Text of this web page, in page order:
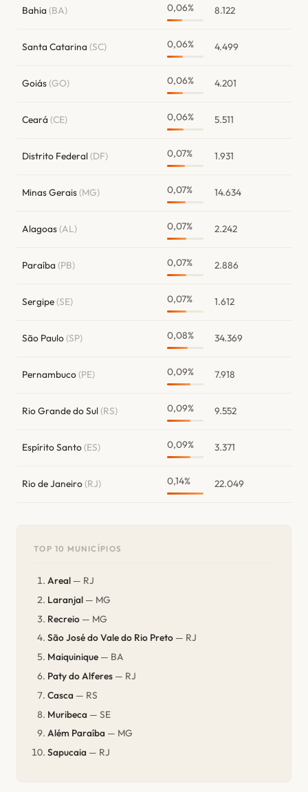
Bahia (BA) 0,06% 8.122
Santa Catarina (SC) 0,06% 4.499
Goiás(GO) 0,06% 4.201
Ceará (CE) 0,06% 5.511
Distrito Federal(DF) 0,07% 1.931
Minas Gerais(MG) 0,07% 14.634
Alagoas(AL) 0,07% 2.242
Paraíba (PB) 0,07% 2.886
Sergipe(SE) 0,07% 1.612
São Paulo(SP) 0,08% 34.369
Pernambuco(PE) 0,09% 7.918
Rio Grande do Sul(RS) 0,09% 9.552
Espírito Santo(ES) 0,09% 3.371
Rio de Janeiro(RJ) 0,14% 22.049
TOP 10 MUNICÍPIOS
Areal — RJ
Laranjal — MG
Recreio — MG
São José do Vale do Rio Preto — RJ
Maiquinique — BA
Paty do Alferes — RJ
Casca — RS
Muribeca — SE
Além Paraíba — MG
Sapucaia — RJ